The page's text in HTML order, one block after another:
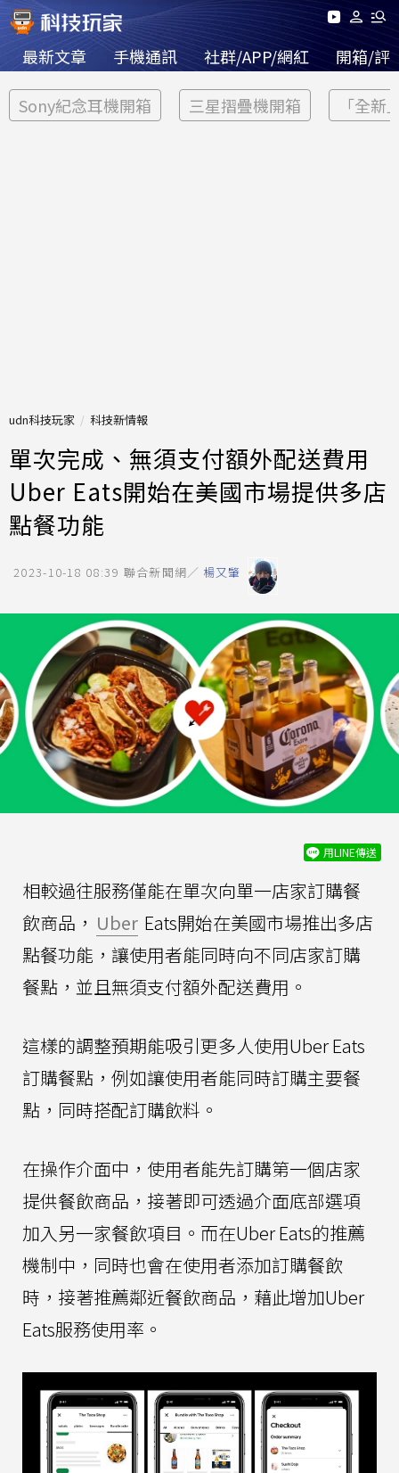
最新文章 手機通訊 社群/APP/網紅 開箱/評
Sony紀念耳機開箱 三星摺疊機開箱 「全新
udn科技玩家 科技新情報
單次完成、無須支付額外配送費用
Uber Eats開始在美國市場提供多店
點餐功能
2023-10-18 08:39 聯合新聞網／ 楊又肇
用LINE傳送
相較過往服務僅能在單次向單一店家訂購餐
飲商品， Uber Eats開始在美國市場推出多店
點餐功能，讓使用者能同時向不同店家訂購
餐點，並且無須支付額外配送費用。
這樣的調整預期能吸引更多人使用Uber Eats
訂購餐點，例如讓使用者能同時訂購主要餐
點，同時搭配訂購飲料。
在操作介面中，使用者能先訂購第一個店家
提供餐飲商品，接著即可透過介面底部選項
加入另一家餐飲項目。而在Uber Eats的推薦
機制中，同時也會在使用者添加訂購餐飲
時，接著推薦鄰近餐飲商品，藉此增加Uber
Eats服務使用率。